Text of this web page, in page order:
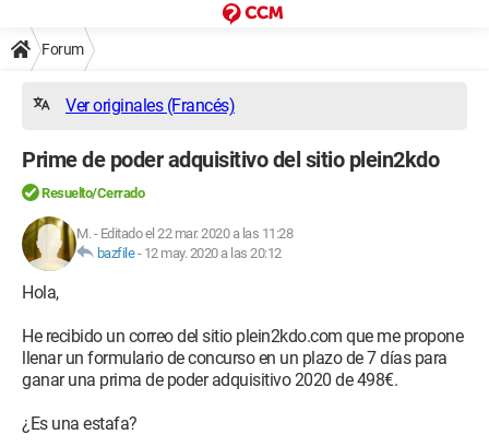
Forum
Ver originales (Francés)
Prime de poder adquisitivo del sitio plein2kdo
Resuelto/Cerrado
M.- Editado el 22 mar. 2020 a las 11:28
bazfile- 12 may. 2020 a las 20:12
Hola,
He recibido un correo del sitio plein2kdo.com que me propone
llenar un formulario de concurso en un plazo de 7 días para
ganar una prima de poder adquisitivo 2020 de 498€.
¿Es una estafa?